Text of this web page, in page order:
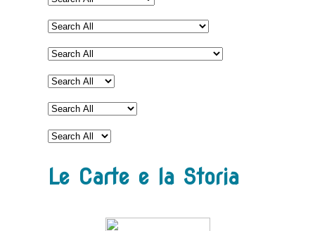
Le Carte e la Storia